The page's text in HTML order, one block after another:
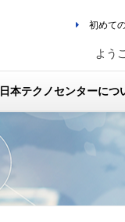
初めて
よう
日本テクノセンターにつ